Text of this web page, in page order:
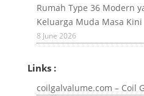
Rumah Type 36 Modern
Keluarga Muda Masa Kini
8 June 2026
Links :
coilgalvalume.com – Coil